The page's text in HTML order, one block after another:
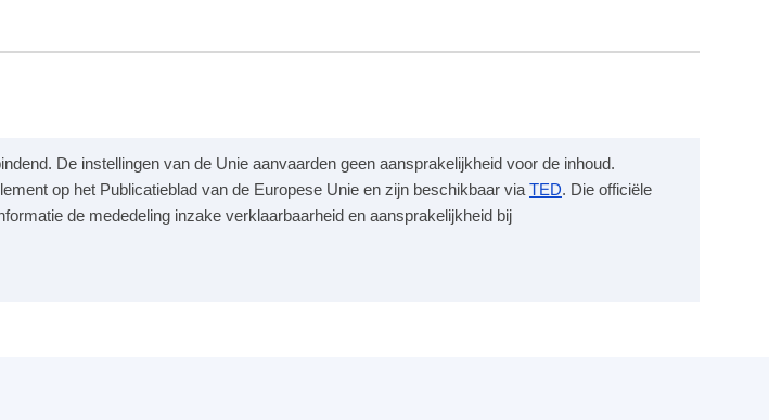
De instellingen van de Unie aanvaarden geen aansprakelijkheid voor de inhoud.
op het Publicatieblad van de Europese Unie en zijn beschikbaar via TED. Die officiële
de mededeling inzake verklaarbaarheid en aansprakelijkheid bij